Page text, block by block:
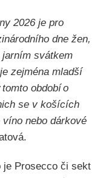
2026 je pro
dne žen,
svátkem
zejména mladší
období o
se v košících
nebo dárkové
je Prosecco či sekt